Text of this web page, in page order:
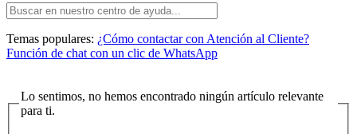
Temas populares: ¿Cómo contactar con Atención al Cliente?
Función de chat con un clic de WhatsApp
Lo sentimos, no hemos encontrado ningún artículo relevante
para ti.